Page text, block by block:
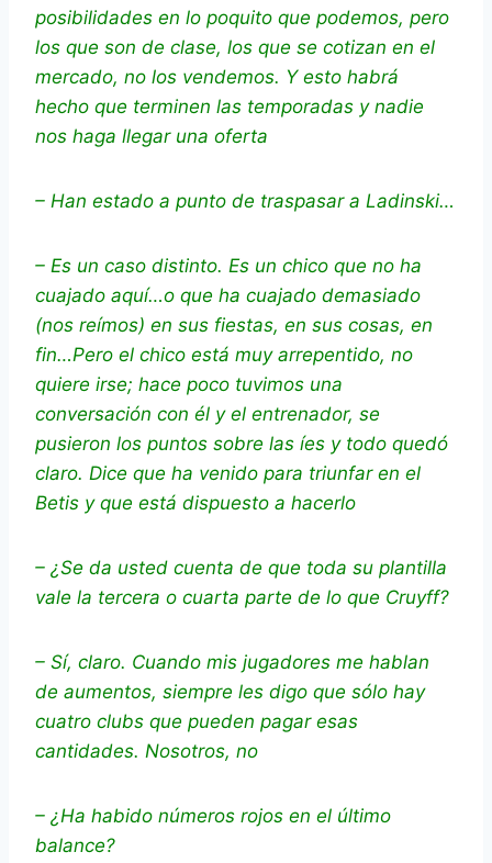
posibilidades en lo poquito que podemos, pero
los que son de clase, los que se cotizan en el
mercado, no los vendemos. Y esto habrá
hecho que terminen las temporadas y nadie
nos haga llegar una oferta
– Han estado a punto de traspasar a Ladinski…
– Es un caso distinto. Es un chico que no ha
cuajado aquí…o que ha cuajado demasiado
(nos reímos) en sus fiestas, en sus cosas, en
fin…Pero el chico está muy arrepentido, no
quiere irse; hace poco tuvimos una
conversación con él y el entrenador, se
pusieron los puntos sobre las íes y todo quedó
claro. Dice que ha venido para triunfar en el
Betis y que está dispuesto a hacerlo
– ¿Se da usted cuenta de que toda su plantilla
vale la tercera o cuarta parte de lo que Cruyff?
– Sí, claro. Cuando mis jugadores me hablan
de aumentos, siempre les digo que sólo hay
cuatro clubs que pueden pagar esas
cantidades. Nosotros, no
– ¿Ha habido números rojos en el último
balance?